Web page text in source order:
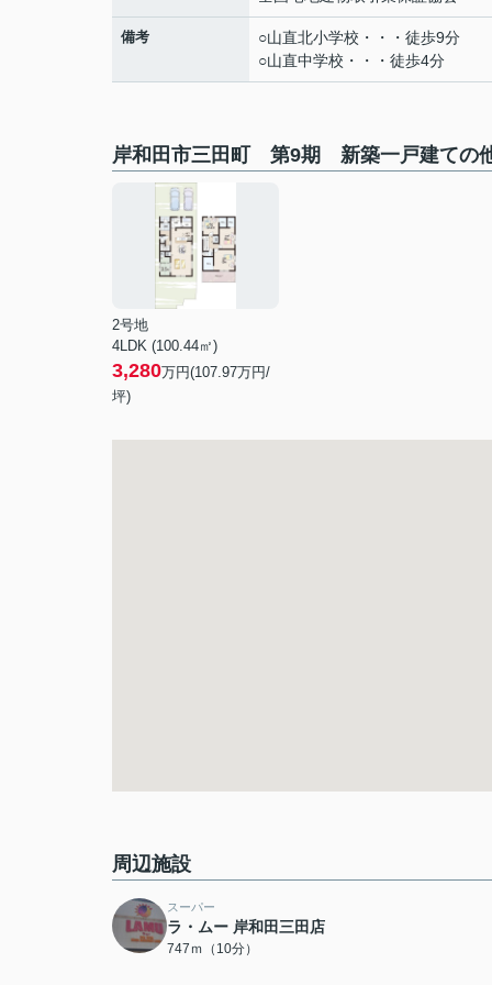
備考
○山直北小学校・・・徒歩9分
○山直中学校・・・徒歩4分
岸和田市三田町 第9期 新築一戸建ての
2号地
4LDK (100.44㎡)
3,280万円(107.97万円/
坪)
周辺施設
スーパー
ラ・ムー 岸和田三田店
747ｍ（10分）